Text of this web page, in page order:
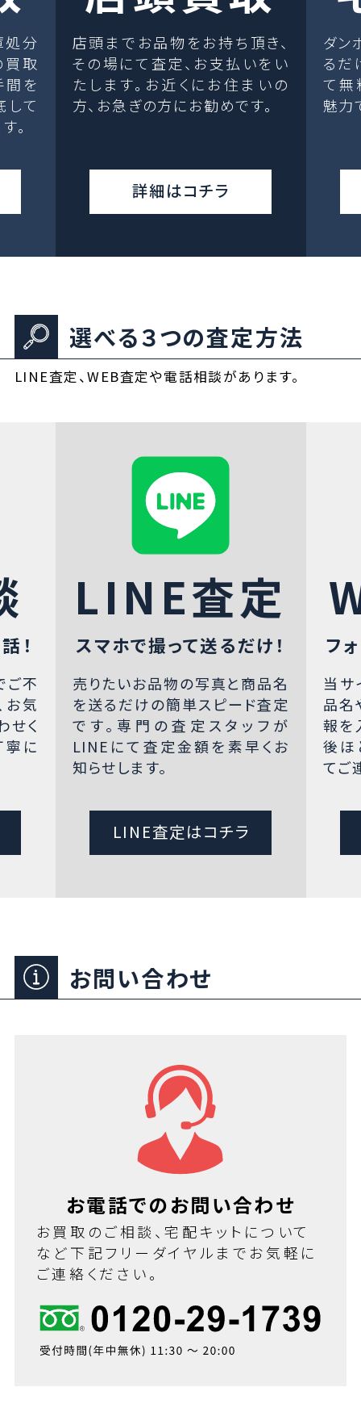
処分
取
間を
して
。
店頭までお品物をお持ち頂き、
その場にて査定、お支払いをい
たします。お近くにお住まいの
方、お急ぎの方にお勧めです。
詳細はコチラ
ダン
るだ
て無
魅力
選べる３つの査定方法
LINE査定、WEB査定や電話相談があります。
！
ご不
お気
せく
寧に
LINE査定
スマホで撮って送るだけ！
売りたいお品物の写真と商品名
を送るだけの簡単スピード査定
です。専門の査定スタッフが
LINEにて査定金額を素早くお
知らせします。
LINE査定はコチラ
フ
当サ
品名
報を
後ほ
てご
お問い合わせ
お電話でのお問い合わせ
お買取のご相談、宅配キットについて
など下記フリーダイヤルまでお気軽に
ご連絡ください。